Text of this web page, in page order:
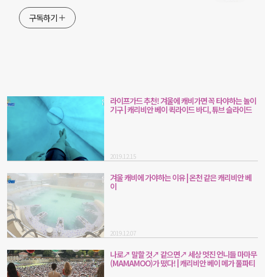
구독하기
라이프가드 추천! 겨울에 캐비가면 꼭 타야하는 놀이
기구 | 캐리비안 베이 퀵라이드 바디, 튜브 슬라이드
2019.12.15
겨울 캐비에 가야하는 이유 | 온천 같은 캐리비안 베
이
2019.12.07
나로↗ 말할 것↗ 같으면↗ 세상 멋진 언니들 마마무
(MAMAMOO)가 떴다! | 캐리비안 베이 메가 풀파티